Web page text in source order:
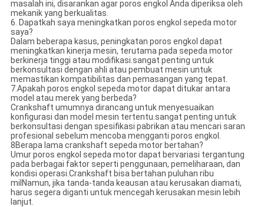
masalah ini, disarankan agar poros engkol Anda diperiksa oleh
mekanik yang berkualitas.
6. Dapatkah saya meningkatkan poros engkol sepeda motor
saya?
Dalam beberapa kasus, peningkatan poros engkol dapat
meningkatkan kinerja mesin, terutama pada sepeda motor
berkinerja tinggi atau modifikasi.sangat penting untuk
berkonsultasi dengan ahli atau pembuat mesin untuk
memastikan kompatibilitas dan pemasangan yang tepat.
7.Apakah poros engkol sepeda motor dapat ditukar antara
model atau merek yang berbeda?
Crankshaft umumnya dirancang untuk menyesuaikan
konfigurasi dan model mesin tertentu.sangat penting untuk
berkonsultasi dengan spesifikasi pabrikan atau mencari saran
profesional sebelum mencoba mengganti poros engkol.
8Berapa lama crankshaft sepeda motor bertahan?
Umur poros engkol sepeda motor dapat bervariasi tergantung
pada berbagai faktor seperti penggunaan, pemeliharaan, dan
kondisi operasi.Crankshaft bisa bertahan puluhan ribu
milNamun, jika tanda-tanda keausan atau kerusakan diamati,
harus segera diganti untuk mencegah kerusakan mesin lebih
lanjut.